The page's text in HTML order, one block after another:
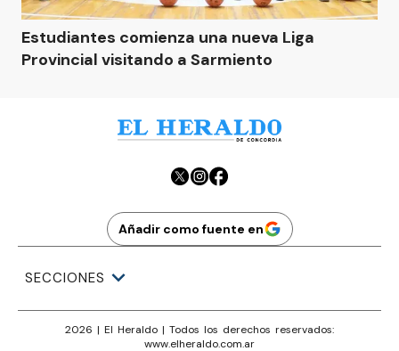
Estudiantes comienza una nueva Liga
Provincial visitando a Sarmiento
Añadir como fuente en
SECCIONES
2026 | El Heraldo | Todos los derechos reservados:
www.elheraldo.com.ar